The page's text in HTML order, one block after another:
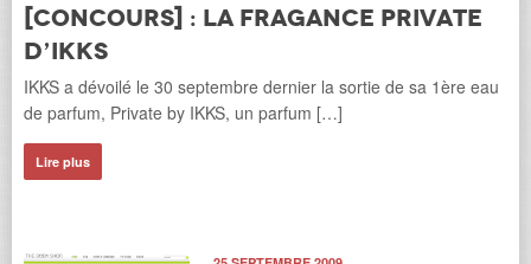
[Concours] : la fragance Private
d’IKKS
IKKS a dévoilé le 30 septembre dernier la sortie de sa 1ère eau
de parfum, Private by IKKS, un parfum […]
Lire plus